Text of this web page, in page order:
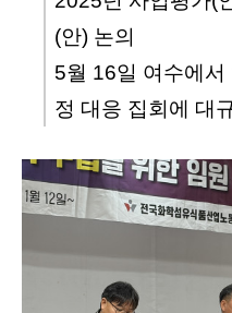
(안) 논의
5월 16일 여수에서
정 대응 집회에 대